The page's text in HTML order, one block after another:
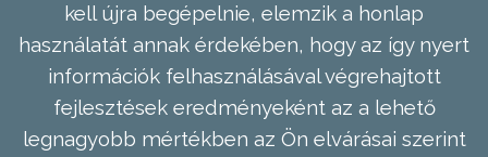
kell újra begépelnie, elemzik a honlap
használatát annak érdekében, hogy az így nyert
információk felhasználásával végrehajtott
fejlesztések eredményeként az a lehető
legnagyobb mértékben az Ön elvárásai szerint